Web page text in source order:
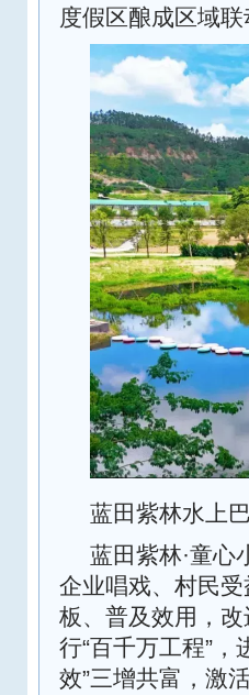
度假区酿成区域联
蓝田紫林水上
蓝田紫林·童心
企业唱戏、村民
板、普及效用，改
行“百千万工程”
效”三增共富，激